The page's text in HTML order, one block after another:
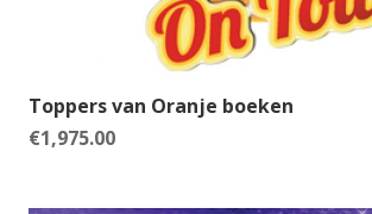
Toppers van Oranje boeken
€1,975.00